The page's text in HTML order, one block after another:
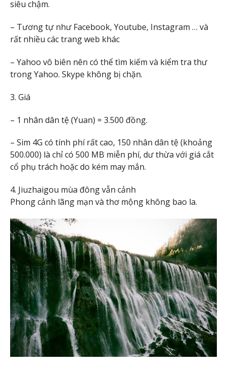
siêu chậm.
– Tương tự như Facebook, Youtube, Instagram … và
rất nhiều các trang web khác
– Yahoo vô biên nên có thể tìm kiếm và kiểm tra thư
trong Yahoo. Skype không bị chặn.
3. Giá
– 1 nhân dân tệ (Yuan) = 3.500 đồng.
– Sim 4G có tính phí rất cao, 150 nhân dân tệ (khoảng
500.000) là chỉ có 500 MB miễn phí, dư thừa với giá cắt
cổ phụ trách hoặc do kém may mắn.
4. Jiuzhaigou mùa đông vẫn cảnh
Phong cảnh lãng mạn và thơ mộng không bao la.